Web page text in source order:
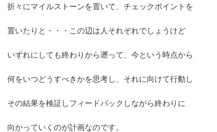
折々にマイルストーンを置いて、チェックポイントを
置いたりと・・・この辺は人それぞれでしょうけど
いずれにしても終わりから遡って、今という時点から
何をいつどうすべきかを思考し、それに向けて行動し
その結果を検証しフィードバックしながら終わりに
向かっていくのが計画なのです。